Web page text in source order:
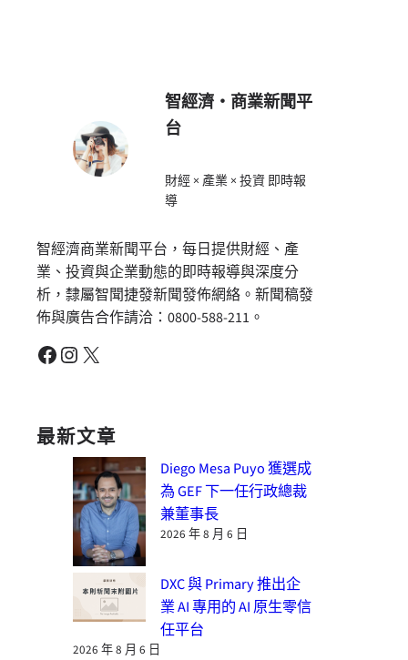
智經濟・商業新聞平
台
財經 × 產業 × 投資 即時報
導
智經濟商業新聞平台，每日提供財經、產
業、投資與企業動態的即時報導與深度分
析，隸屬智聞捷發新聞發佈網絡。新聞稿發
佈與廣告合作請洽：0800-588-211。
Facebook Instagram X
最新文章
Diego Mesa Puyo 獲選成
為 GEF 下一任行政總裁
兼董事長
2026 年 8 月 6 日
DXC 與 Primary 推出企
業 AI 專用的 AI 原生零信
任平台
2026 年 8 月 6 日